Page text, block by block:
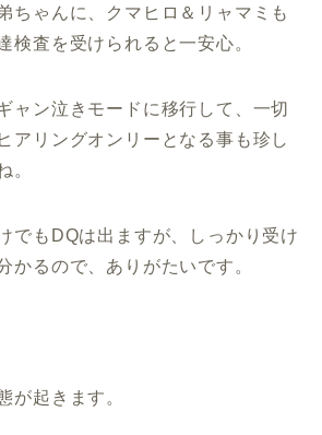
ちゃんに、クマヒロ＆リャマミも
検査を受けられると一安心。
ャン泣きモードに移行して、一切
アリングオンリーとなる事も珍し
。
でもDQは出ますが、しっかり受け
かるので、ありがたいです。
が起きます。